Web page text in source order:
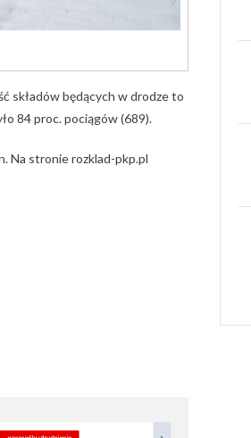
składów będących w drodze to
84 proc. pociągów (689).
Na stronie rozklad-pkp.pl